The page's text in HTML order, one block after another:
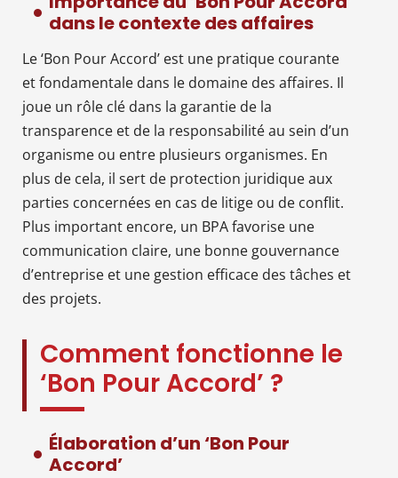
dans le contexte des affaires
Le ‘Bon Pour Accord’ est une pratique courante
et fondamentale dans le domaine des affaires. Il
joue un rôle clé dans la garantie de la
transparence et de la responsabilité au sein d’un
organisme ou entre plusieurs organismes. En
plus de cela, il sert de protection juridique aux
parties concernées en cas de litige ou de conflit.
Plus important encore, un BPA favorise une
communication claire, une bonne gouvernance
d’entreprise et une gestion efficace des tâches et
des projets.
Comment fonctionne le
‘Bon Pour Accord’ ?
Élaboration d’un ‘Bon Pour
Accord’